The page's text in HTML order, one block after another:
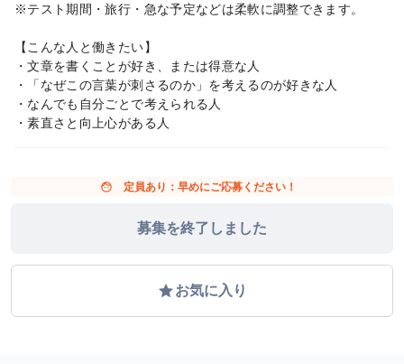
※テスト期間・旅行・急な予定などは柔軟に調整できます。
【こんな人と働きたい】
・文章を書くことが好き、または得意な人
・「なぜこの言葉が刺さるのか」を考えるのが好きな人
・なんでも自分ごとで考えられる人
・素直さと向上心がある人
face 定員あり：早めにご応募ください！
募集を終了しました
gradeお気に入り